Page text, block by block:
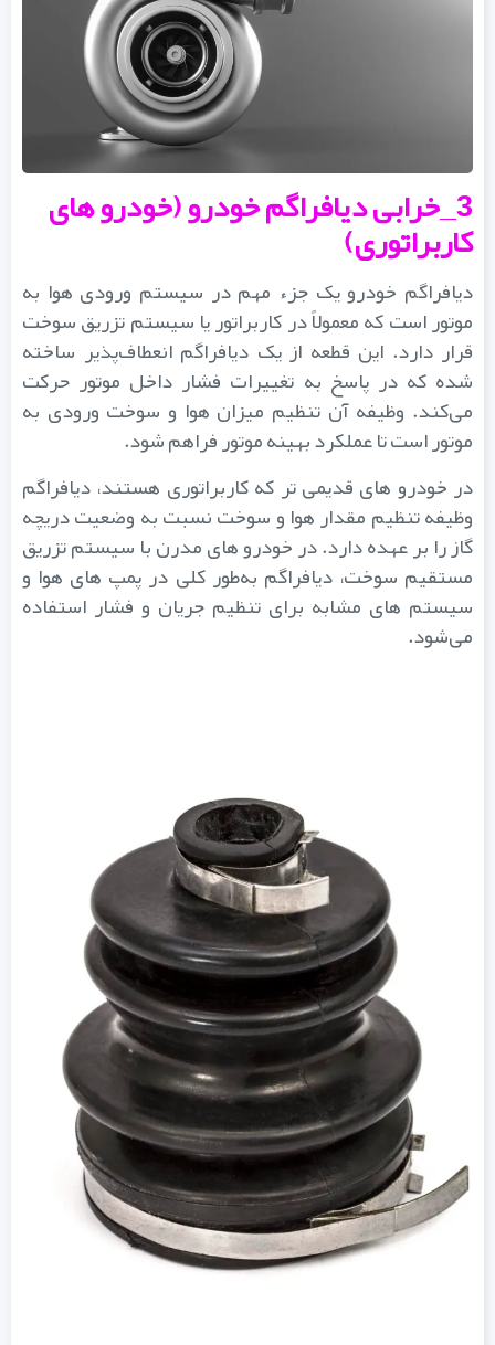
3_خرابی دیافراگم خودرو (خودرو های
کاربراتوری)
دیافراگم خودرو یک جزء مهم در سیستم ورودی هوا به
موتور است که معمولاً در کاربراتور یا سیستم تزریق سوخت
قرار دارد. این قطعه از یک دیافراگم انعطاف‌پذیر ساخته
شده که در پاسخ به تغییرات فشار داخل موتور حرکت
می‌کند. وظیفه آن تنظیم میزان هوا و سوخت ورودی به
موتور است تا عملکرد بهینه موتور فراهم شود.
در خودرو های قدیمی‌ تر که کاربراتوری هستند، دیافراگم
وظیفه تنظیم مقدار هوا و سوخت نسبت به وضعیت دریچه
گاز را بر عهده دارد. در خودرو های مدرن با سیستم تزریق
مستقیم سوخت، دیافراگم به‌طور کلی در پمپ‌ های هوا و
سیستم‌ های مشابه برای تنظیم جریان و فشار استفاده
می‌شود.